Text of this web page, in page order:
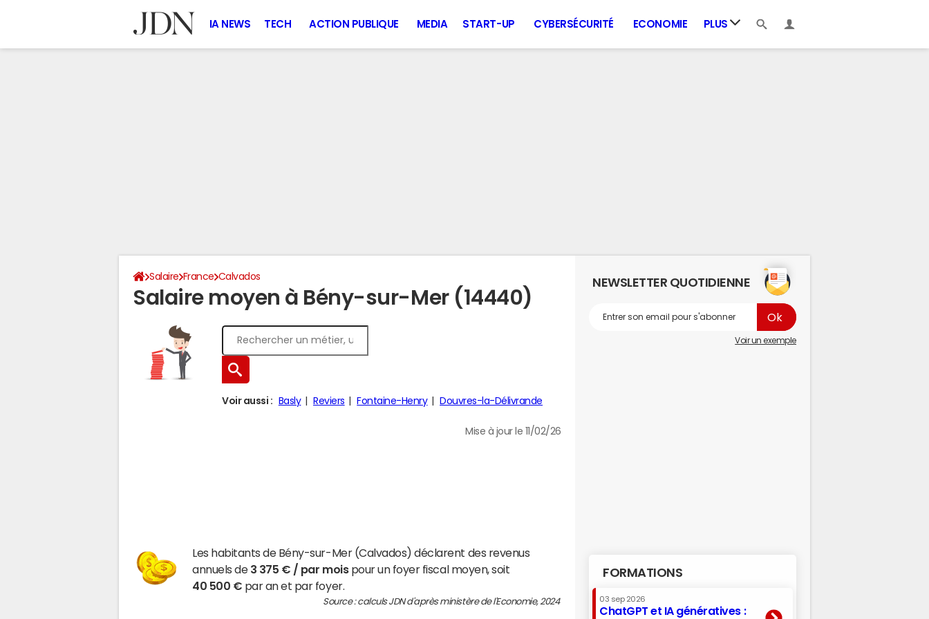
IA NEWS TECH ACTION PUBLIQUE MEDIA START-UP CYBERSÉCURITÉ ECONOMIE PLUS
Salaire France Calvados
Salaire moyen à Bény-sur-Mer (14440)
Voir aussi : Basly Reviers Fontaine-Henry Douvres-la-Délivrande
Mise à jour le 11/02/26
Les habitants de Bény-sur-Mer (Calvados) déclarent des revenus
annuels de 3 375 € / par moispour un foyer fiscal moyen, soit
40 500 € par an et par foyer.
Source : calculs JDN d'après ministère de l'Economie, 2024
NEWSLETTER QUOTIDIENNE
Voir un exemple
FORMATIONS
03 sep 2026
ChatGPT et IA génératives :